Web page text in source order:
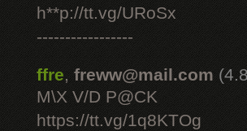
h**p://tt.vg/URoSx
-----------------
ffre,freww@mail.com
M\X V/D P@CK
https://tt.vg/1q8KTOg